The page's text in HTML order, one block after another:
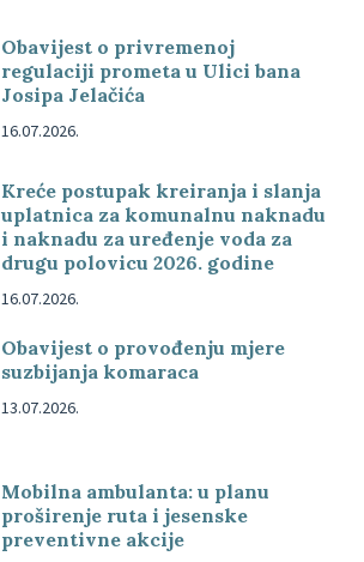
Obavijest o privremenoj
regulaciji prometa u Ulici bana
Josipa Jelačića
16.07.2026.
Kreće postupak kreiranja i slanja
uplatnica za komunalnu naknadu
i naknadu za uređenje voda za
drugu polovicu 2026. godine
16.07.2026.
Obavijest o provođenju mjere
suzbijanja komaraca
13.07.2026.
Mobilna ambulanta: u planu
proširenje ruta i jesenske
preventivne akcije